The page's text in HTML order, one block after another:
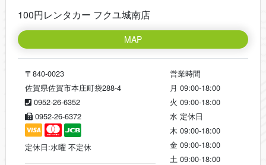
100円レンタカー フクユ城南店
MAP
〒840-0023
佐賀県佐賀市本庄町袋288-4
0952-26-6352
0952-26-6372
定休日:水曜 不定休
営業時間
月 09:00-18:00
火 09:00-18:00
水 定休日
木 09:00-18:00
金 09:00-18:00
土 09:00-18:00